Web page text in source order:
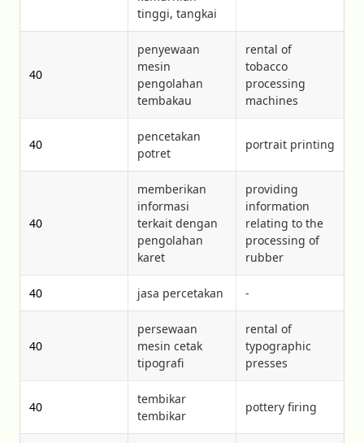
tinggi, tangkai
40
penyewaan
mesin
pengolahan
tembakau
rental of
tobacco
processing
machines
40
pencetakan
potret
portrait printing
40
memberikan
informasi
terkait dengan
pengolahan
karet
providing
information
relating to the
processing of
rubber
40 jasa percetakan -
40
persewaan
mesin cetak
tipografi
rental of
typographic
presses
40
tembikar
tembikar
pottery firing